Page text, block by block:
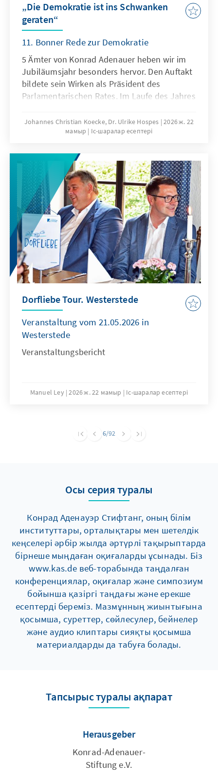
„Die Demokratie ist ins Schwanken
geraten“
11. Bonner Rede zur Demokratie
5 Ämter von Konrad Adenauer heben wir im
Jubiläumsjahr besonders hervor. Den Auftakt
bildete sein Wirken als Präsident des
Parlamentarischen Rates. Im Laufe des Jahres
von Köln, Parteivorsitzender der CDU,
Bundeskanzler und Präsident des
Johannes Christian Koecke, Dr. Ulrike Hospes 2026 ж. 22
мамыр
Іс-шаралар есептері
Dorfliebe Tour. Westerstede
Veranstaltung vom 21.05.2026 in
Westerstede
Veranstaltungsbericht
Manuel Ley 2026 ж. 22 мамыр Іс-шаралар есептері
6/92
Осы серия туралы
Конрад Аденауэр Стифтанг, оның білім
институттары, орталықтары мен шетелдік
кеңселері әрбір жылда әртүрлі тақырыптарда
бірнеше мыңдаған оқиғаларды ұсынады. Біз
www.kas.de веб-торабында таңдалған
конференциялар, оқиғалар және симпозиум
бойынша қазіргі таңдағы және ерекше
есептерді береміз. Мазмұнның жиынтығына
қосымша, суреттер, сөйлесулер, бейнелер
және аудио клиптары сияқты қосымша
материалдарды да табуға болады.
Тапсырыс туралы ақпарат
Herausgeber
Konrad-Adenauer-
Stiftung e.V.